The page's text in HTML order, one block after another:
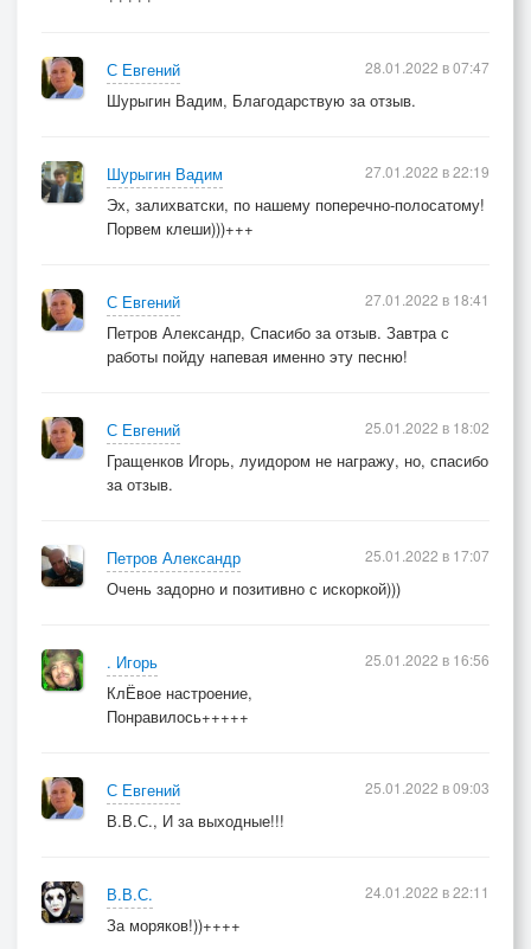
С Евгений
Шурыгин Вадим, Благодарствую за отзыв.
28.01.2022 в 07:47
Шурыгин Вадим
Эх, залихватски, по нашему поперечно-полосатому!
Порвем клеши)))+++
27.01.2022 в 22:19
С Евгений
Петров Александр, Спасибо за отзыв. Завтра с
работы пойду напевая именно эту песню!
27.01.2022 в 18:41
С Евгений
Гращенков Игорь, луидором не награжу, но, спасибо
за отзыв.
25.01.2022 в 18:02
Петров Александр
Очень задорно и позитивно с искоркой)))
25.01.2022 в 17:07
. Игорь
КлЁвое настроение,
Понравилось+++++
25.01.2022 в 16:56
С Евгений
В.В.С., И за выходные!!!
25.01.2022 в 09:03
В.В.С.
За моряков!))++++
24.01.2022 в 22:11